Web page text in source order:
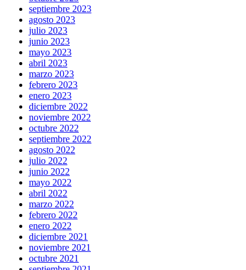
septiembre 2023
agosto 2023
julio 2023
junio 2023
mayo 2023
abril 2023
marzo 2023
febrero 2023
enero 2023
diciembre 2022
noviembre 2022
octubre 2022
septiembre 2022
agosto 2022
julio 2022
junio 2022
mayo 2022
abril 2022
marzo 2022
febrero 2022
enero 2022
diciembre 2021
noviembre 2021
octubre 2021